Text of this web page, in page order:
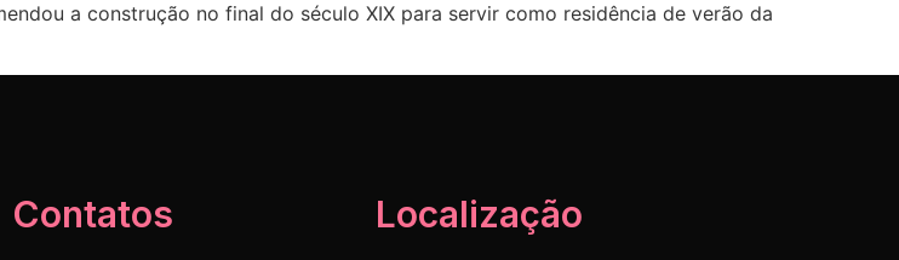
a construção no final do século XIX para servir como residência de verão da
Contatos Localização